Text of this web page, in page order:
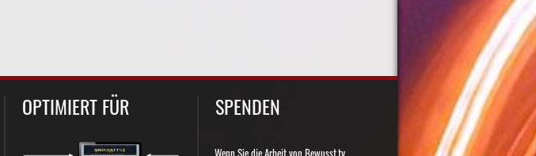
OPTIMIERT FÜR SPENDEN
Wenn Sie die Arbeit von Bewusst.tv